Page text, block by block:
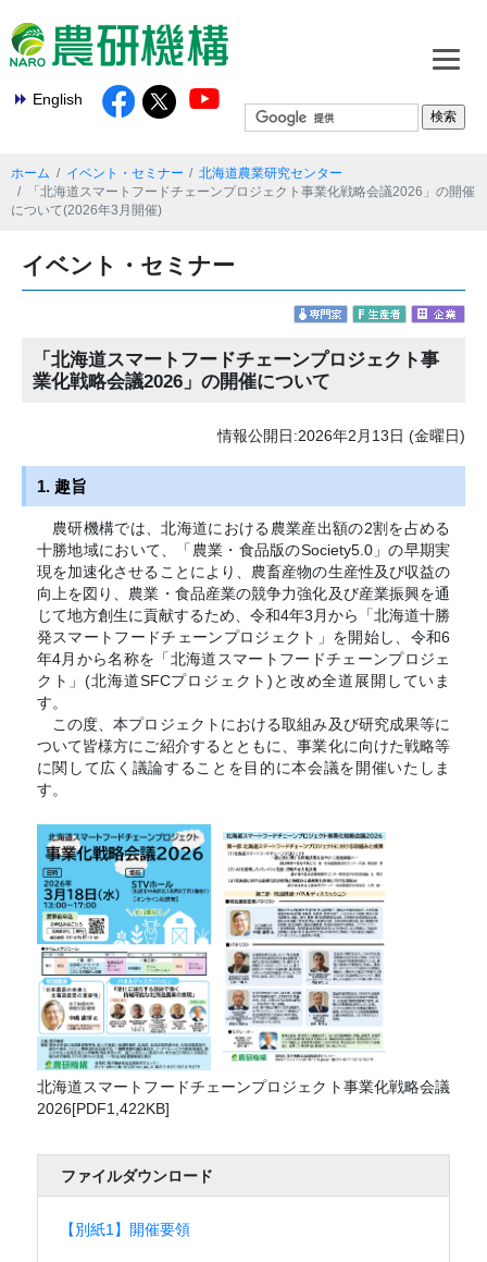
English
ホーム イベント・セミナー
北海道農業研究センター
「北海道スマートフードチェーンプロジェクト事業化戦略会議2026」の開催
について(2026年3月開催)
イベント・セミナー
「北海道スマートフードチェーンプロジェクト事
業化戦略会議2026」の開催について
情報公開日:2026年2月13日 (金曜日)
1. 趣旨
農研機構では、北海道における農業産出額の2割を占める
十勝地域において、「農業・食品版のSociety5.0」の早期実
現を加速化させることにより、農畜産物の生産性及び収益の
向上を図り、農業・食品産業の競争力強化及び産業振興を通
じて地方創生に貢献するため、令和4年3月から「北海道十勝
発スマートフードチェーンプロジェクト」を開始し、令和6
年4月から名称を「北海道スマートフードチェーンプロジェ
クト」(北海道SFCプロジェクト)と改め全道展開していま
す。
この度、本プロジェクトにおける取組み及び研究成果等に
ついて皆様方にご紹介するとともに、事業化に向けた戦略等
に関して広く議論することを目的に本会議を開催いたしま
す。
北海道スマートフードチェーンプロジェクト事業化戦略会議
2026[PDF1,422KB]
ファイルダウンロード
【別紙1】開催要領